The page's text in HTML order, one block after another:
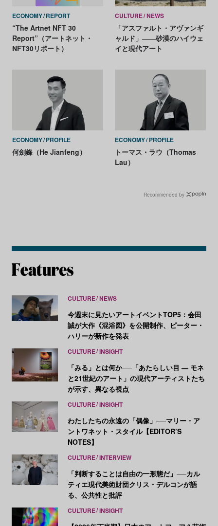
ECONOMY REPORT
“The Artnet NFT 30
Report”（アートネット・
NFT30リポート）
CULTURE NEWS
「アスファルト・アヴァンギ
ャルド」――砂漠のハイウェ
イと現代アート
ECONOMY PROFILE
何劍鋒（He Jianfeng）
ECONOMY PROFILE
トーマス・ラウ（Thomas
Lau）
Recommended by
CULTURE NEWS
今週末に見たいアートイベントTOP5：会田
誠が大作《混浴図》を公開制作、ピーター・
ハリーが新作を発表
CULTURE INSIGHT
「みる」とは何か──「あたらしい目 ― モネ
と21世紀のアート」の現代アーティストたち
が示す、異なる視点
CULTURE INSIGHT
わたしたちの永遠の「偶像」──マリー・ア
ントワネット・スタイル【EDITOR’S
NOTES】
CULTURE INTERVIEW
「判断することは自由の一形態だ」──カル
ティエ現代美術財団クリス・デルコンが語
る、公共性と批評
CULTURE INSIGHT